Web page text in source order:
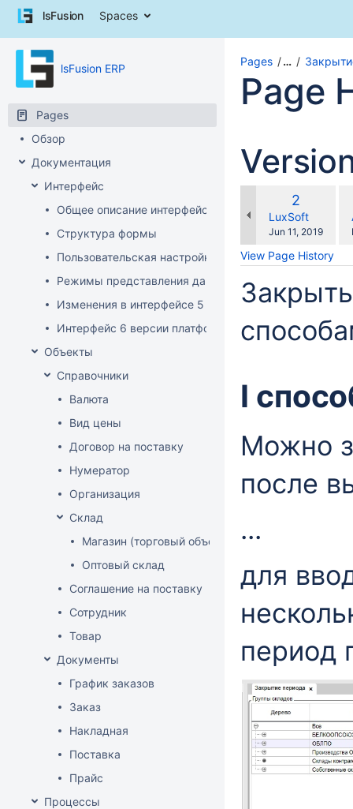
Skip
content
Skip
breadcrumbs
header
Skip
lsFusion Spaces
lsFusion ERP
Pages
Обзор
Документация
Интерфейс
Общее описание интерфейса клиента
Структура формы
Пользовательская настройка интерфейса
Режимы представления данных
Изменения в интерфейсе 5 версии платформы
Интерфейс 6 версии платформы
Объекты
Справочники
Валюта
Вид цены
Договор на поставку
Нумератор
Организация
Склад
Магазин (торговый объект)
Оптовый склад
Соглашение на поставку
Сотрудник
Товар
Документы
График заказов
Заказ
Накладная
Поставка
Прайс
Процессы
Pages …
Page
Old
Version
2
LuxSoft
Saved
Jun 11, 2019
View Page History
I
Можно
после
...
для
период